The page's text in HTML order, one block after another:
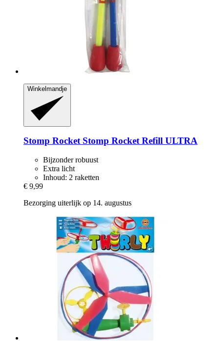
Winkelmandje
Stomp RocketStomp Rocket Refill ULTRA
Bijzonder robuust
Extra licht
Inhoud: 2 raketten
€ 9,99
Bezorging uiterlijk op 14. augustus